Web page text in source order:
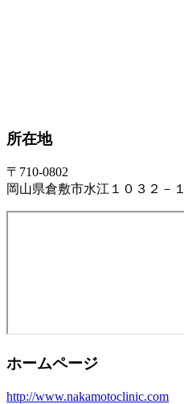
所在地
〒710-0802
岡山県倉敷市水江１０３２－１
ホームページ
http://www.nakamotoclinic.com